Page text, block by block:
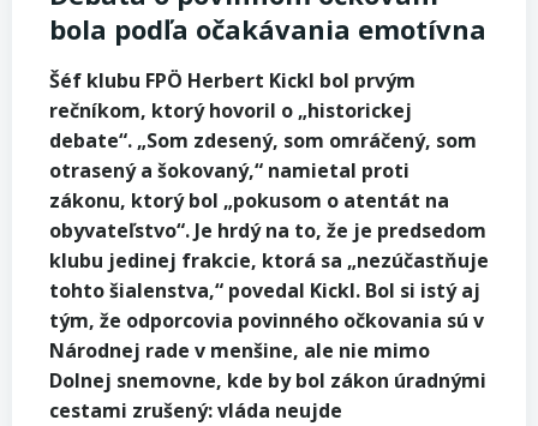
bola podľa očakávania emotívna
Šéf klubu FPÖ Herbert Kickl bol prvým
rečníkom, ktorý hovoril o „historickej
debate“. „Som zdesený, som omráčený, som
otrasený a šokovaný,“ namietal proti
zákonu, ktorý bol „pokusom o atentát na
obyvateľstvo“. Je hrdý na to, že je predsedom
klubu jedinej frakcie, ktorá sa „nezúčastňuje
tohto šialenstva,“ povedal Kickl. Bol si istý aj
tým, že odporcovia povinného očkovania sú v
Národnej rade v menšine, ale nie mimo
Dolnej snemovne, kde by bol zákon úradnými
cestami zrušený: vláda neujde